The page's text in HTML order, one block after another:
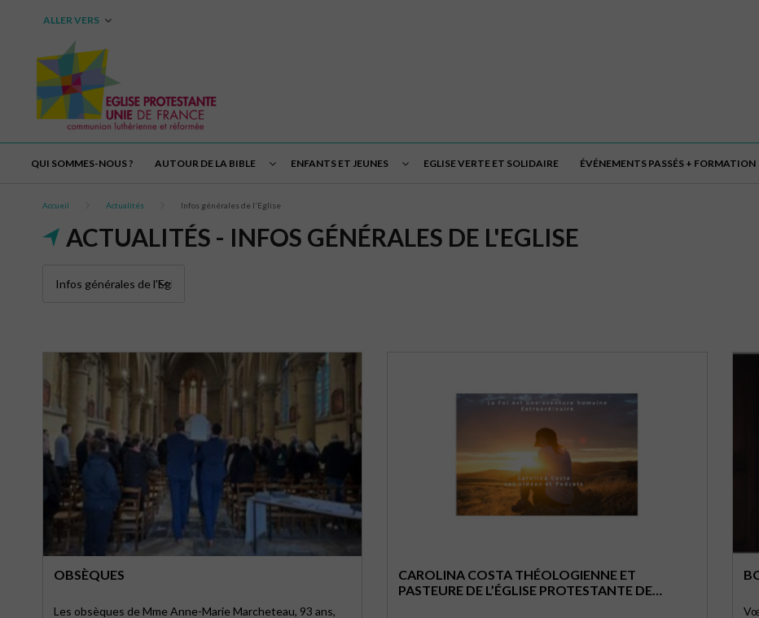
ALLER VERS
QUI SOMMES-NOUS ? AUTOUR DE LA BIBLE ENFANTS ET JEUNES EGLISE VERTE ET SOLIDAIRE ÉVÉNEMENTS PASSÉS + FORMATION
Accueil Actualités Infos générales de l'Eglise
ACTUALITÉS - INFOS GÉNÉRALES DE L'EGLISE
OBSÈQUES
Les obsèques de Mme Anne-Marie Marcheteau, 93 ans,
CAROLINA COSTA THÉOLOGIENNE ET
PASTEURE DE L’ÉGLISE PROTESTANTE DE